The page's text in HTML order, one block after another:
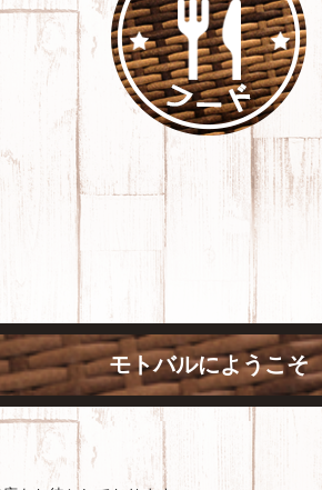
モトバルにようこそ